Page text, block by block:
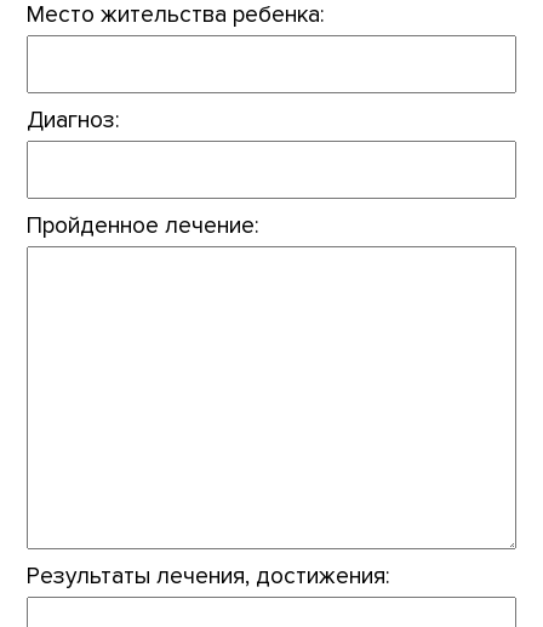
Место жительства ребенка:
Диагноз:
Пройденное лечение:
Результаты лечения, достижения: